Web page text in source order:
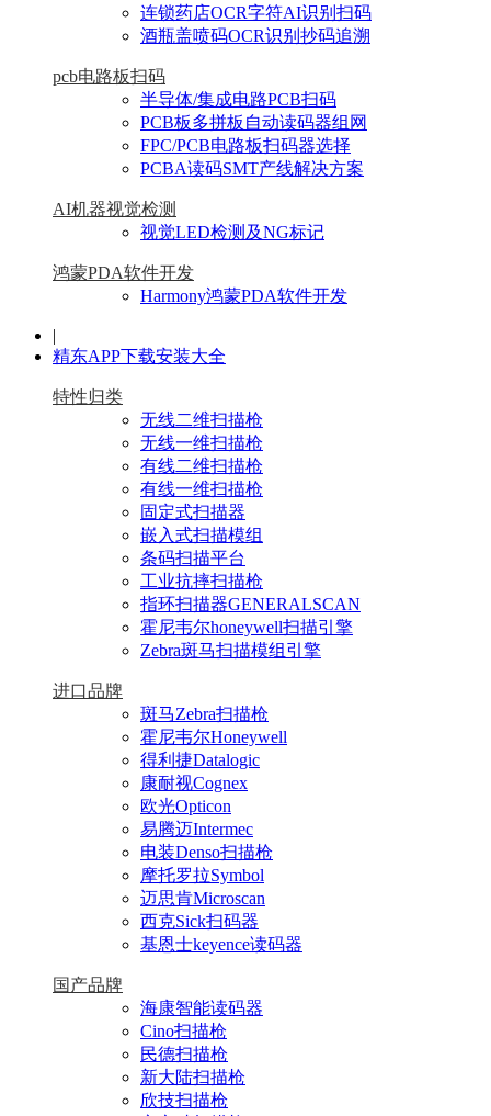
连锁药店OCR字符AI识别扫码
酒瓶盖喷码OCR识别抄码追溯
pcb电路板扫码
半导体/集成电路PCB扫码
PCB板多拼板自动读码器组网
FPC/PCB电路板扫码器选择
PCBA读码SMT产线解决方案
AI机器视觉检测
视觉LED检测及NG标记
鸿蒙PDA软件开发
Harmony鸿蒙PDA软件开发
|
精东APP下载安装大全
特性归类
无线二维扫描枪
无线一维扫描枪
有线二维扫描枪
有线一维扫描枪
固定式扫描器
嵌入式扫描模组
条码扫描平台
工业抗摔扫描枪
指环扫描器GENERALSCAN
霍尼韦尔honeywell扫描引擎
Zebra斑马扫描模组引擎
进口品牌
斑马Zebra扫描枪
霍尼韦尔Honeywell
得利捷Datalogic
康耐视Cognex
欧光Opticon
易腾迈Intermec
电装Denso扫描枪
摩托罗拉Symbol
迈思肯Microscan
西克Sick扫码器
基恩士keyence读码器
国产品牌
海康智能读码器
Cino扫描枪
民德扫描枪
新大陆扫描枪
欣技扫描枪